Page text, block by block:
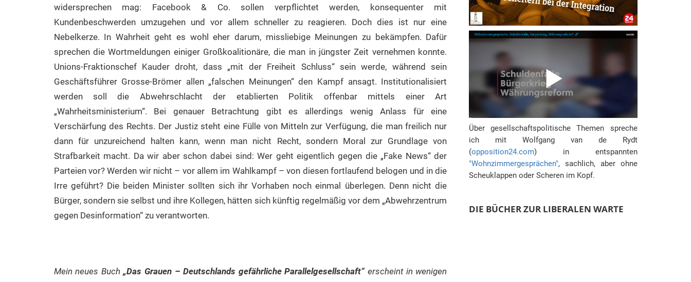
widersprechen mag: Facebook & Co. sollen verpflichtet werden, konsequenter mit
Kundenbeschwerden umzugehen und vor allem schneller zu reagieren. Doch dies ist nur eine
Nebelkerze. In Wahrheit geht es wohl eher darum, missliebige Meinungen zu bekämpfen. Dafür
sprechen die Wortmeldungen einiger Großkoalitionäre, die man in jüngster Zeit vernehmen konnte.
Unions-Fraktionschef Kauder droht, dass „mit der Freiheit Schluss“ sein werde, während sein
Geschäftsführer Grosse-Brömer allen „falschen Meinungen“ den Kampf ansagt. Institutionalisiert
werden soll die Abwehrschlacht der etablierten Politik offenbar mittels einer Art
„Wahrheitsministerium“. Bei genauer Betrachtung gibt es allerdings wenig Anlass für eine
Verschärfung des Rechts. Der Justiz steht eine Fülle von Mitteln zur Verfügung, die man freilich nur
dann für unzureichend halten kann, wenn man nicht Recht, sondern Moral zur Grundlage von
Strafbarkeit macht. Da wir aber schon dabei sind: Wer geht eigentlich gegen die „Fake News“ der
Parteien vor? Werden wir nicht – vor allem im Wahlkampf – von diesen fortlaufend belogen und in die
Irre geführt? Die beiden Minister sollten sich ihr Vorhaben noch einmal überlegen. Denn nicht die
Bürger, sondern sie selbst und ihre Kollegen, hätten sich künftig regelmäßig vor dem „Abwehrzentrum
gegen Desinformation“ zu verantworten.
Mein neues Buch„Das Grauen – Deutschlands gefährliche Parallelgesellschaft“erscheint in wenigen
Über gesellschaftspolitische Themen spreche
ich mit Wolfgang van de Rydt
(opposition24.com) in entspannten
"Wohnzimmergesprächen", sachlich, aber ohne
Scheuklappen oder Scheren im Kopf.
DIE BÜCHER ZUR LIBERALEN WARTE